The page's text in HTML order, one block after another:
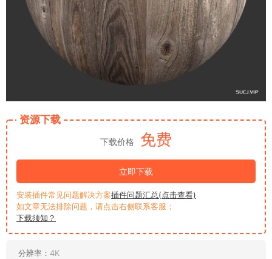
资源下载
下载价格 免费
立即下载
安装插件常见问题解决方案插件问题汇总(点击查看)
如文章无法排除问题，请点击右侧联系客服；
下载须知？
分辨率： 4K